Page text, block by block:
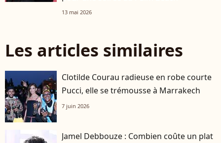
13 mai 2026
Les articles similaires
Clotilde Courau radieuse en robe courte
Pucci, elle se trémousse à Marrakech
7 juin 2026
Jamel Debbouze : Combien coûte un plat